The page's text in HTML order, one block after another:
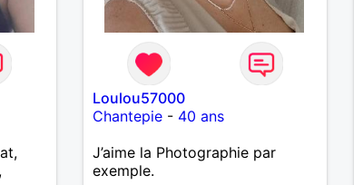
Loulou57000
Chantepie- 40 ans
J’aime la Photographie par
exemple.